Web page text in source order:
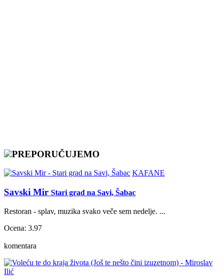
PREPORUČUJEMO
KAFANE
Savski Mir Stari grad na Savi, Šabac
Restoran - splav, muzika svako veče sem nedelje. ...
Ocena: 3.97
komentara